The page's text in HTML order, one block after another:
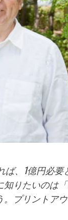
、1億円必要
りたいのは
。プリント